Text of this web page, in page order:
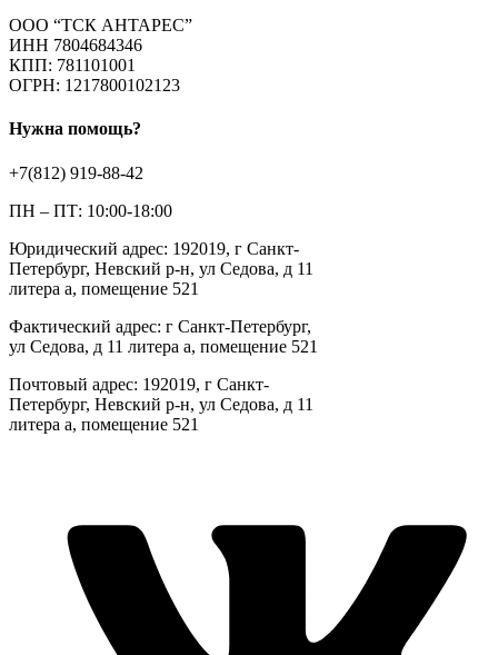
ООО “ТСК АНТАРЕС”
ИНН 7804684346
КПП: 781101001
ОГРН: 1217800102123
Нужна помощь?
+7(812) 919-88-42
ПН – ПТ: 10:00-18:00
Юридический адрес: 192019, г Санкт-
Петербург, Невский р-н, ул Седова, д 11
литера а, помещение 521
Фактический адрес: г Санкт-Петербург,
ул Седова, д 11 литера а, помещение 521
Почтовый адрес: 192019, г Санкт-
Петербург, Невский р-н, ул Седова, д 11
литера а, помещение 521